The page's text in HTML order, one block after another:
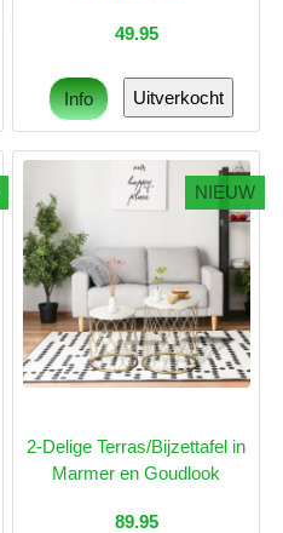
49.95
NIEUW
2-Delige Terras/Bijzettafel in
Marmer en Goudlook
89.95